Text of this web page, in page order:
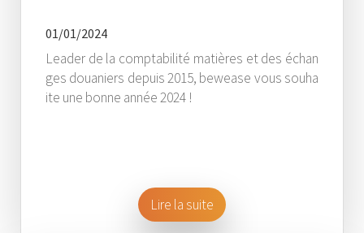
01/01/2024
Leader de la comptabilité matières et des échan
ges douaniers depuis 2015, bewease vous souha
ite une bonne année 2024 !
Lire la suite